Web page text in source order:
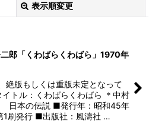
表示順変更
絞り込む
郎「くわばらくわばら」1970年
絶版もしくは重版未定となって
トル：くわばらくわばら ＊中村
日本の伝説 ■発行年：昭和45年
1刷発行 ■出版社：風濤社 …